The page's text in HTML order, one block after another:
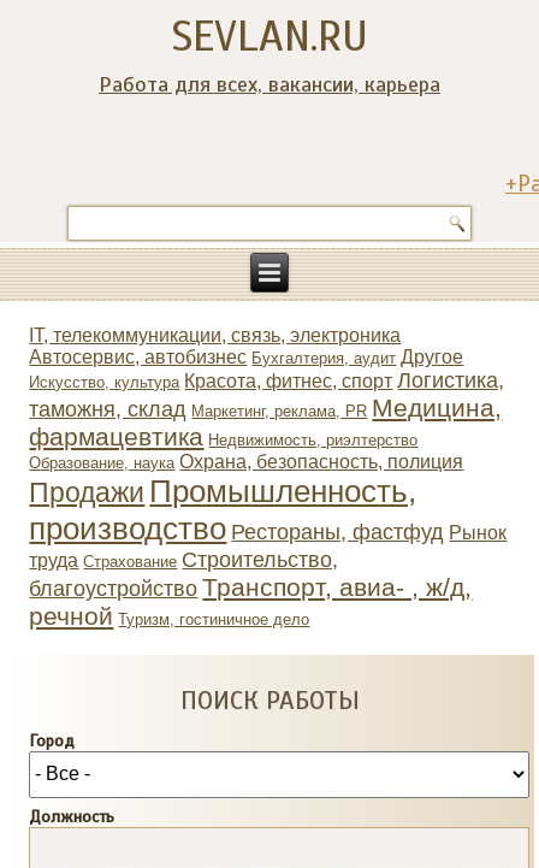
SEVLAN.RU
Работа для всех, вакансии, карьера
IT, телекоммуникации, связь, электроника
Автосервис, автобизнес Бухгалтерия, аудит Другое
Искусство, культура Красота, фитнес, спорт Логистика,
таможня, склад Маркетинг, реклама, PR Медицина,
фармацевтика Недвижимость, риэлтeрство
Образование, наука Охрана, безопасность, полиция
Продажи Промышленность,
производство Рестораны, фастфуд Рынок
труда Страхование Строительство,
благоустройство Транспорт, авиа- , ж/д,
речной Туризм, гостиничное дело
ПОИСК РАБОТЫ
Город
Должность